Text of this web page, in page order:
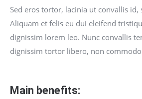
Sed eros tortor, lacinia ut convallis id,
Aliquam et felis eu dui eleifend
dignissim lorem leo. Nunc convallis
dignissim tortor libero, non
Main benefits: